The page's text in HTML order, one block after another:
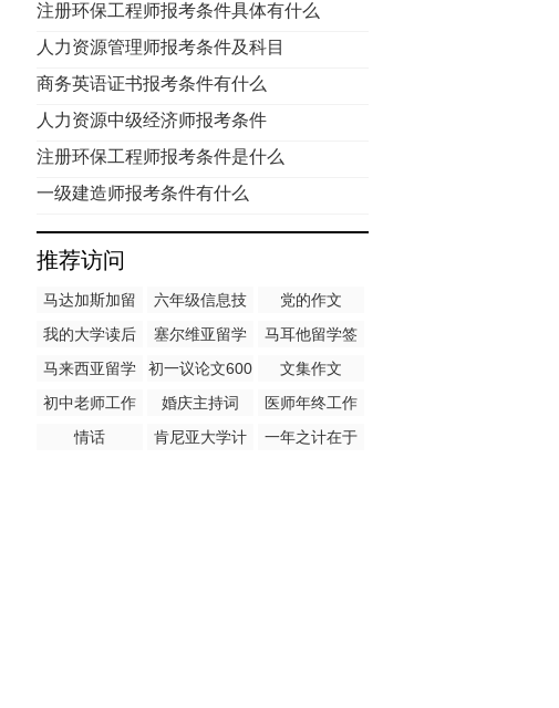
注册环保工程师报考条件具体有什么
人力资源管理师报考条件及科目
商务英语证书报考条件有什么
人力资源中级经济师报考条件
注册环保工程师报考条件是什么
一级建造师报考条件有什么
推荐访问
马达加斯加留
学一年费用
六年级信息技
术教案
党的作文
我的大学读后
感
塞尔维亚留学
签证照片要求
马耳他留学签
证中心
马来西亚留学
托福成绩要求
初一议论文600
字
文集作文
初中老师工作
总结
婚庆主持词
医师年终工作
总结
情话
肯尼亚大学计
一年之计在于